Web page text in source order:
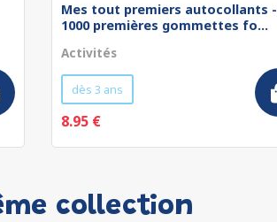
Mes tout premiers autocollants -
1000 premières gommettes fo...
Activités
dès 3 ans
8.95 €
collection